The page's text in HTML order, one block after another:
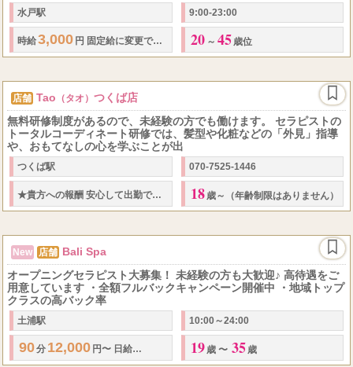
水戸駅 9:00-23:00
時給3,000 円 固定給に変更できます。 20 ～ 45 歳位
店舗 Tao （タオ） つくば店
無料研修制度があるので、未経験の方でも働けます。 セラピストの
トータルコーディネート研修では、髪型や化粧などの「外見」指導
や、おもてなしの心を学ぶことが出
つくば駅 070-7525-1446
★貴方への報酬 安心して出勤できます。 ・60分 3,000円・ 90 分
18 歳～（年齢制限はありません）
New 店舗 Bali Spa
オープニングセラピスト大募集！ 未経験の方も大歓迎♪ 高待遇をご
用意しています ・全額フルバックキャンペーン開催中 ・地域トップ
クラスの高バック率
土浦駅 10:00～24:00
90分 12,000 円〜 日給60,000 150,000円以上可能
19 歳 〜 35 歳